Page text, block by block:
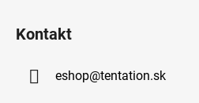
Kontakt
eshop@tentation.sk